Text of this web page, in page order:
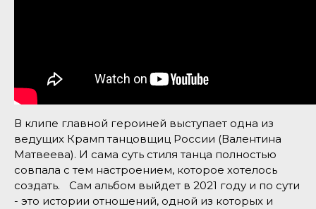
В клипе главной героиней выступает одна из
ведущих Крамп танцовщиц России (Валентина
Матвеева). И сама суть стиля танца полностью
совпала с тем настроением, которое хотелось
создать. Сам альбом выйдет в 2021 году и по сути
- это истории отношений, одной из которых и